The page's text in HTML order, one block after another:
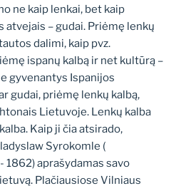
ne kaip lenkai, bet kaip
atvejais – gudai. Priėmę lenkų
dalimi, kaip pvz.
ispanų kalbą ir net kultūrą –
gyvenantys Ispanijos
gudai, priėmę lenkų kalbą,
Lietuvoje. Lenkų kalba
Kaip ji čia atsirado,
Syrokomle (
1862) aprašydamas savo
Plačiausiose Vilniaus